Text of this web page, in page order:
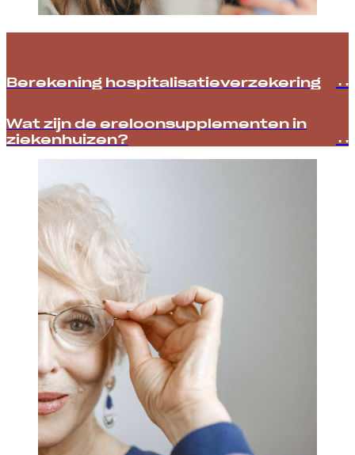
Berekening hospitalisatie­­verzekering
Wat zijn de ereloonsupplementen in
ziekenhuizen?